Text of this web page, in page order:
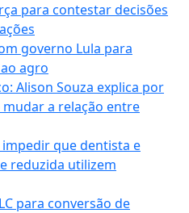
para contestar decisões
governo Lula para
agro
Alison Souza explica por
mudar a relação entre
que dentista e
reduzida utilizem
para conversão de